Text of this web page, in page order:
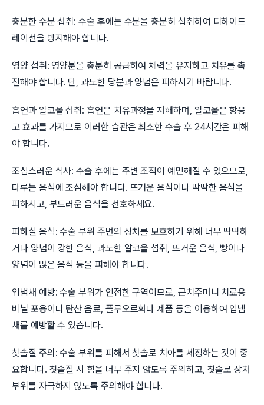
충분한 수분 섭취: 수술 후에는 수분을 충분히 섭취하여 디하이드
레이션을 방지해야 합니다.
영양 섭취: 영양분을 충분히 공급하여 체력을 유지하고 치유를 촉
진해야 합니다. 단, 과도한 당분과 양념은 피하시기 바랍니다.
흡연과 알코올 섭취: 흡연은 치유과정을 저해하며, 알코올은 항응
고 효과를 가지므로 이러한 습관은 최소한 수술 후 24시간은 피해
야 합니다.
조심스러운 식사: 수술 후에는 주변 조직이 예민해질 수 있으므로,
다루는 음식에 조심해야 합니다. 뜨거운 음식이나 딱딱한 음식을
피하시고, 부드러운 음식을 선호하세요.
피하실 음식: 수술 부위 주변의 상처를 보호하기 위해 너무 딱딱하
거나 양념이 강한 음식, 과도한 알코올 섭취, 뜨거운 음식, 빵이나
양념이 많은 음식 등을 피해야 합니다.
입냄새 예방: 수술 부위가 인접한 구역이므로, 근치주머니 치료용
비닐 포용이나 탄산 음료, 플루오르화나 제품 등을 이용하여 입냄
새를 예방할 수 있습니다.
칫솔질 주의: 수술 부위를 피해서 칫솔로 치아를 세정하는 것이 중
요합니다. 칫솔질 시 힘을 너무 주지 않도록 주의하고, 칫솔로 상처
부위를 자극하지 않도록 주의해야 합니다.